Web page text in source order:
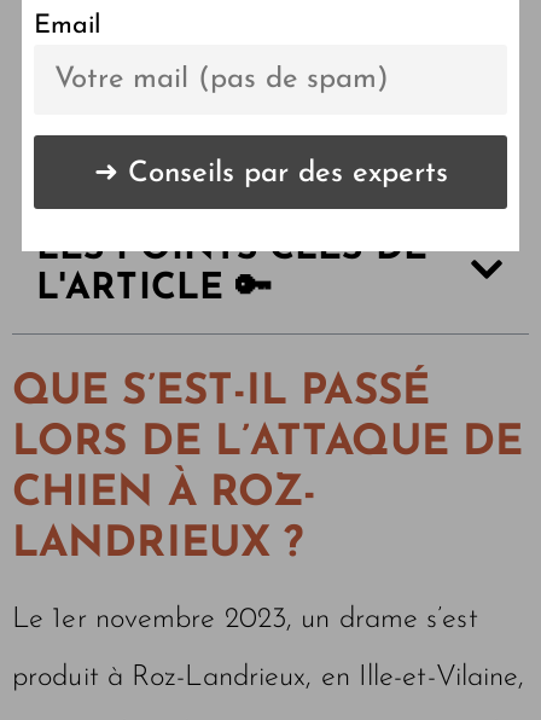
en Ille-et-Vilaine, la
propriétaire acquittée
LES POINTS CLÉS DE
L'ARTICLE 🔑
QUE S’EST-IL PASSÉ
LORS DE L’ATTAQUE DE
CHIEN À ROZ-
LANDRIEUX ?
Le 1er novembre 2023, un drame s’est
produit à Roz-Landrieux, en Ille-et-Vilaine,
Email